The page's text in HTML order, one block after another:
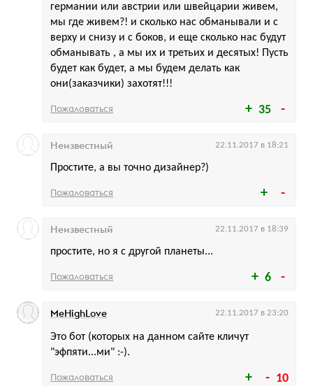
35
германии или австрии или швейцарии живем,
мы где живем?! и сколько нас обманывали и с
верху и снизу и с боков, и еще сколько нас будут
обманывать , а мы их и третьих и десятых! Пусть
будет как будет, а мы будем делать как
они(заказчики) захотят!!!
Пожаловаться
Простите, а вы точно дизайнер?)
Неизвестный 22.11.2017 в 18:21
Пожаловаться
6
простите, но я с другой планеты...
Неизвестный 22.11.2017 в 18:39
Пожаловаться
10
Это бот (которых на данном сайте кличут
"эфпяти...ми" :-).
MeHighLove 22.11.2017 в 23:20
Пожаловаться